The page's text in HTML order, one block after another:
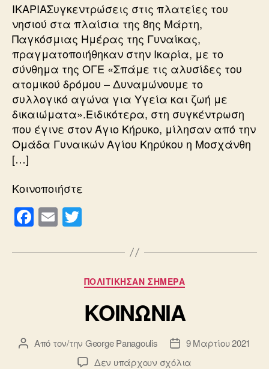
ΙΚΑΡΙΑΣυγκεντρώσεις στις πλατείες του
νησιού στα πλαίσια της 8ης Μάρτη,
Παγκόσμιας Ημέρας της Γυναίκας,
πραγματοποιήθηκαν στην Ικαρία, με το
σύνθημα της ΟΓΕ «Σπάμε τις αλυσίδες του
ατομικού δρόμου – Δυναμώνουμε το
συλλογικό αγώνα για Υγεία και ζωή με
δικαιώματα».Ειδικότερα, στη συγκέντρωση
που έγινε στον Άγιο Κήρυκο, μίλησαν από την
Ομάδα Γυναικών Αγίου Κηρύκου η Μοσχάνθη
[…]
Κοινοποιήστε
F
c
o
k
E
ailtt
er Κατηγορίες
ΠΟΛΙΤΙΚΗΣΑΝ ΣΗΜΕΡΑ
ΚΟΙΝΩΝΙΑ
Συντάκτης
Από τον/την George Panagoulis
Ημ.
δημοσίευσης
9 Μαρτίου 2021
Δεν υπάρχουν σχόλια